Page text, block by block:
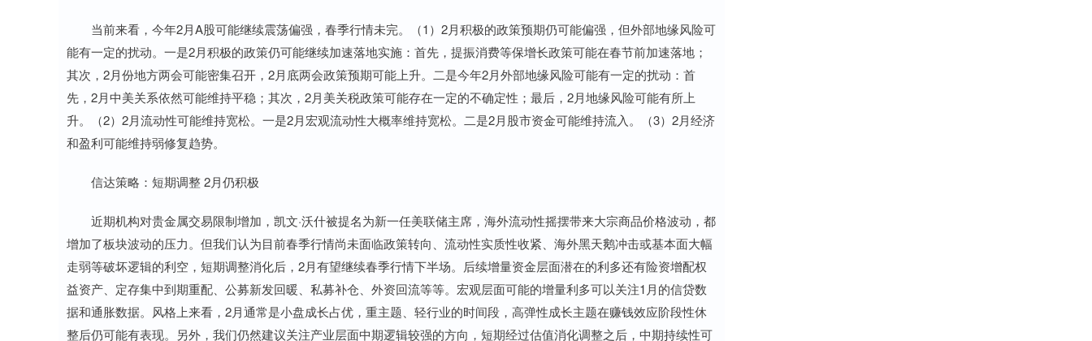
当前来看，今年2月A股可能继续震荡偏强，春季行情未完。（1）2月积极的政策预期仍可能偏强，但外部地缘风险可
能有一定的扰动。一是2月积极的政策仍可能继续加速落地实施：首先，提振消费等保增长政策可能在春节前加速落地；
其次，2月份地方两会可能密集召开，2月底两会政策预期可能上升。二是今年2月外部地缘风险可能有一定的扰动：首
先，2月中美关系依然可能维持平稳；其次，2月美关税政策可能存在一定的不确定性；最后，2月地缘风险可能有所上
升。（2）2月流动性可能维持宽松。一是2月宏观流动性大概率维持宽松。二是2月股市资金可能维持流入。（3）2月经济
和盈利可能维持弱修复趋势。
信达策略：短期调整 2月仍积极
近期机构对贵金属交易限制增加，凯文·沃什被提名为新一任美联储主席，海外流动性摇摆带来大宗商品价格波动，都
增加了板块波动的压力。但我们认为目前春季行情尚未面临政策转向、流动性实质性收紧、海外黑天鹅冲击或基本面大幅
走弱等破坏逻辑的利空，短期调整消化后，2月有望继续春季行情下半场。后续增量资金层面潜在的利多还有险资增配权
益资产、定存集中到期重配、公募新发回暖、私募补仓、外资回流等等。宏观层面可能的增量利多可以关注1月的信贷数
据和通胀数据。风格上来看，2月通常是小盘成长占优，重主题、轻行业的时间段，高弹性成长主题在赚钱效应阶段性休
整后仍可能有表现。另外，我们仍然建议关注产业层面中期逻辑较强的方向，短期经过估值消化调整之后，中期持续性可